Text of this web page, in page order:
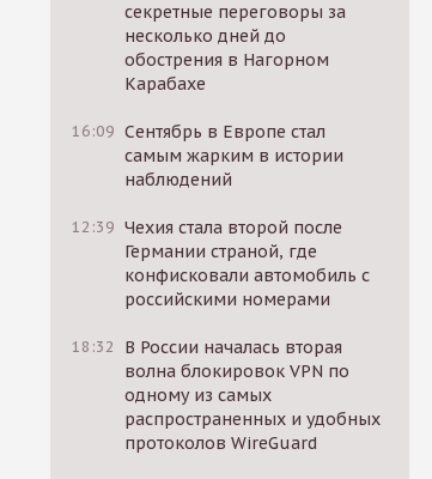
секретные переговоры за
несколько дней до
обострения в Нагорном
Карабахе
16:09 Сентябрь в Европе стал
самым жарким в истории
наблюдений
12:39 Чехия стала второй после
Германии страной, где
конфисковали автомобиль с
российскими номерами
18:32
В России началась вторая
волна блокировок VPN по
одному из самых
распространенных и удобных
протоколов WireGuard